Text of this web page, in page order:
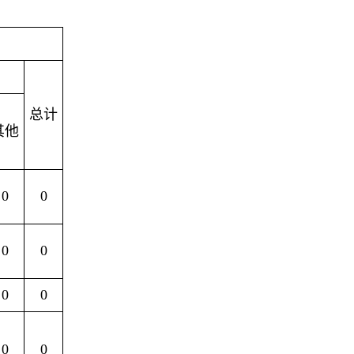
总计
他
0 0
0 0
0 0
0 0